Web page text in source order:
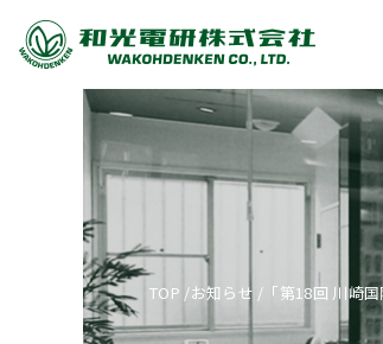
TOP /お知らせ / 「第18回 川崎